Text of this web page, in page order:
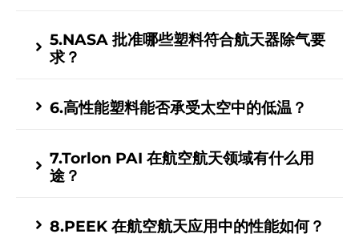
5.NASA 批准哪些塑料符合航天器除气要
求？
6.高性能塑料能否承受太空中的低温？
7.Torlon PAI 在航空航天领域有什么用
途？
8.PEEK 在航空航天应用中的性能如何？